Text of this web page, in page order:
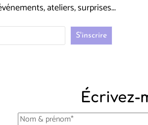
Écrivez-
ateliers, surprises...